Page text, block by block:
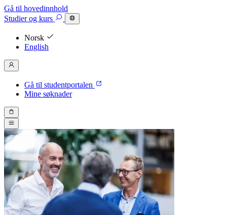
Gå til hovedinnhold
Studierog kurs
Norsk
English
Gå til studentportalen
Mine søknader